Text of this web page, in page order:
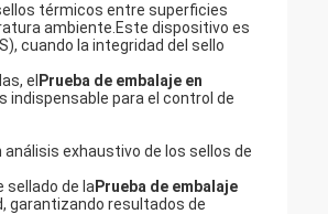
térmicos entre superficies
ambiente.Este dispositivo es
cuando la integridad del sello
el Prueba de embalaje en
indispensable para el control de
exhaustivo de los sellos de
sellado de la Prueba de embalaje
garantizando resultados de